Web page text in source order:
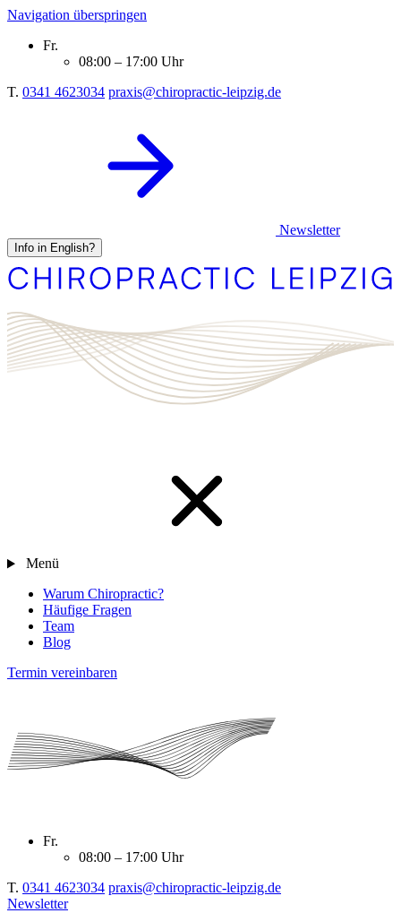
Navigation überspringen
Fr.
08:00 – 17:00 Uhr
T. 0341 4623034 praxis@chiropractic-leipzig.de
Newsletter
Info in English?
Menü
Warum Chiropractic?
Häufige Fragen
Team
Blog
Termin vereinbaren
Fr.
08:00 – 17:00 Uhr
T. 0341 4623034 praxis@chiropractic-leipzig.de
Newsletter